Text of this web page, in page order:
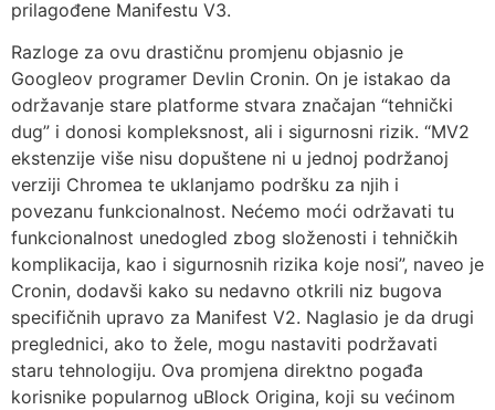
prilagođene Manifestu V3.
Razloge za ovu drastičnu promjenu objasnio je
Googleov programer Devlin Cronin. On je istakao da
održavanje stare platforme stvara značajan “tehnički
dug” i donosi kompleksnost, ali i sigurnosni rizik. “MV2
ekstenzije više nisu dopuštene ni u jednoj podržanoj
verziji Chromea te uklanjamo podršku za njih i
povezanu funkcionalnost. Nećemo moći održavati tu
funkcionalnost unedogled zbog složenosti i tehničkih
komplikacija, kao i sigurnosnih rizika koje nosi”, naveo je
Cronin, dodavši kako su nedavno otkrili niz bugova
specifičnih upravo za Manifest V2. Naglasio je da drugi
preglednici, ako to žele, mogu nastaviti podržavati
staru tehnologiju. Ova promjena direktno pogađa
korisnike popularnog uBlock Origina, koji su većinom